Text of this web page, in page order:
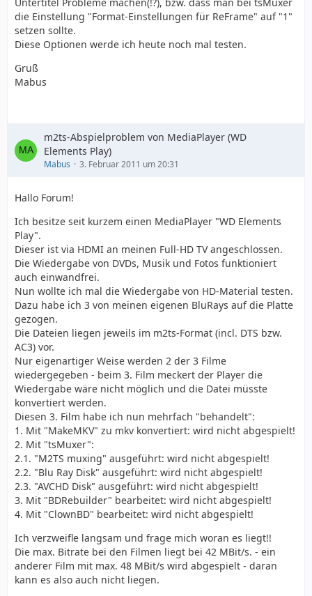
die Einstellung "Format-Einstellungen für ReFrame" auf "1"
setzen sollte.
Diese Optionen werde ich heute noch mal testen.
Gruß
Mabus
m2ts-Abspielproblem von MediaPlayer (WD
Elements Play)
Mabus 3. Februar 2011 um 20:31
Hallo Forum!
Ich besitze seit kurzem einen MediaPlayer "WD Elements
Play".
Dieser ist via HDMI an meinen Full-HD TV angeschlossen.
Die Wiedergabe von DVDs, Musik und Fotos funktioniert
auch einwandfrei.
Nun wollte ich mal die Wiedergabe von HD-Material testen.
Dazu habe ich 3 von meinen eigenen BluRays auf die Platte
gezogen.
Die Dateien liegen jeweils im m2ts-Format (incl. DTS bzw.
AC3) vor.
Nur eigenartiger Weise werden 2 der 3 Filme
wiedergegeben - beim 3. Film meckert der Player die
Wiedergabe wäre nicht möglich und die Datei müsste
konvertiert werden.
Diesen 3. Film habe ich nun mehrfach "behandelt":
1. Mit "MakeMKV" zu mkv konvertiert: wird nicht abgespielt!
2. Mit "tsMuxer":
2.1. "M2TS muxing" ausgeführt: wird nicht abgespielt!
2.2. "Blu Ray Disk" ausgeführt: wird nicht abgespielt!
2.3. "AVCHD Disk" ausgeführt: wird nicht abgespielt!
3. Mit "BDRebuilder" bearbeitet: wird nicht abgespielt!
4. Mit "ClownBD" bearbeitet: wird nicht abgespielt!
Ich verzweifle langsam und frage mich woran es liegt!!
Die max. Bitrate bei den Filmen liegt bei 42 MBit/s. - ein
anderer Film mit max. 48 MBit/s wird abgespielt - daran
kann es also auch nicht liegen.